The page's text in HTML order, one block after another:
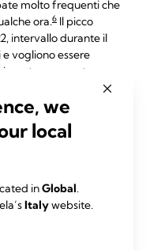
molto frequenti che
ora.6 Il picco
intervallo durante il
vogliono essere
questo
normale e
della giornata,
peso e
essere il segnale di
ha bisogno di sentirsi
trovare difficile
dalla stimolazione
we
local
inGlobal.
Italywebsite.